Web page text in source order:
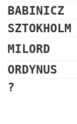
BABINICZ
SZTOKHOLM
MILORD
ORDYNUS
?